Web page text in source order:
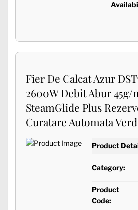
Fier De Calcat Azur
2600W Debit Abur 45g/
SteamGlide Plus
Curatare Automata
Product
Category:
Product
Code: